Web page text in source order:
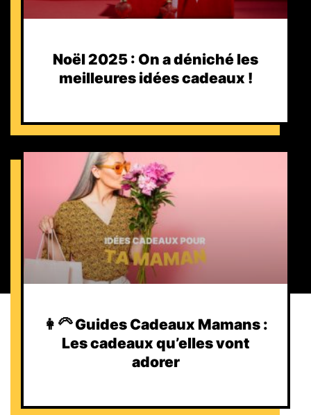
Noël 2025 : On a déniché les
meilleures idées cadeaux !
👩‍🦳 Guides Cadeaux Mamans :
Les cadeaux qu’elles vont
adorer